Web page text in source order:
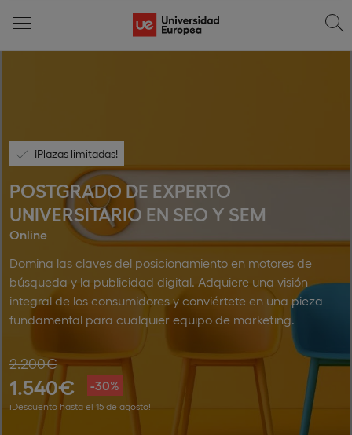
¡Plazas limitadas!
POSTGRADO DE EXPERTO
UNIVERSITARIO EN SEO Y SEM
Online
Domina las claves del posicionamiento en motores de
búsqueda y la publicidad digital. Adquiere una visión
integral de los consumidores y conviértete en una pieza
fundamental para cualquier equipo de marketing.
2.200€
1.540€ -30%
¡Descuento hasta el 15 de agosto!